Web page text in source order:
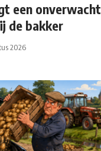
een onverwacht
de bakker
2026